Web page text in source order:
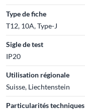
Type de fiche
T12, 10A, Type-J
Sigle de test
IP20
Utilisation régionale
Suisse, Liechtenstein
Particularités techniques